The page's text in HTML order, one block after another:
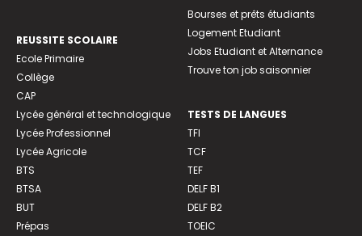
REUSSITE SCOLAIRE
Ecole Primaire
Collège
CAP
Lycée général et technologique
Lycée Professionnel
Lycée Agricole
BTS
BTSA
BUT
Prépas
Bourses et prêts étudiants
Logement Etudiant
Jobs Etudiant et Alternance
Trouve ton job saisonnier
TESTS DE LANGUES
TFI
TCF
TEF
DELF B1
DELF B2
TOEIC